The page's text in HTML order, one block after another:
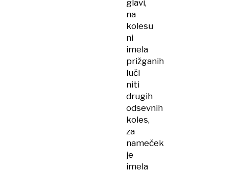
glavi,
na
kolesu
ni
imela
prižganih
luči
niti
drugih
odsevnih
koles,
za
nameček
je
imela